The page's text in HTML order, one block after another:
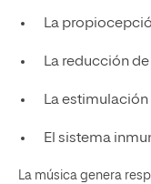
La
La reducción
La estimulación
El sistema
La música genera